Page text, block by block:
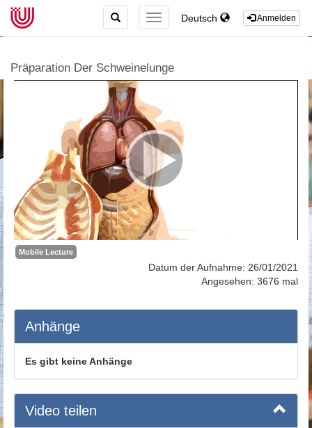
Anmelden
Deutsch
TOGGLE
NAVIGATION
TOGGLE
SEARCH
Präparation Der Schweinelunge
Mobile Lecture
Datum der Aufnahme: 26/01/2021
Angesehen: 3676 mal
Anhänge
Es gibt keine Anhänge
Video teilen